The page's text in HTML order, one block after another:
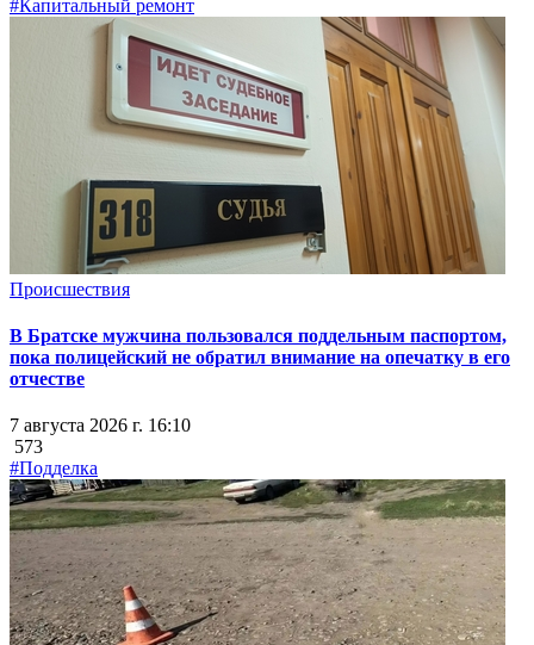
#Капитальный ремонт
Происшествия
В Братске мужчина пользовался поддельным паспортом,
пока полицейский не обратил внимание на опечатку в его
отчестве
7 августа 2026 г. 16:10
573
#Подделка